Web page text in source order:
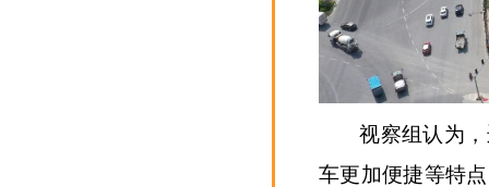
视察组认为
车更加便捷等特